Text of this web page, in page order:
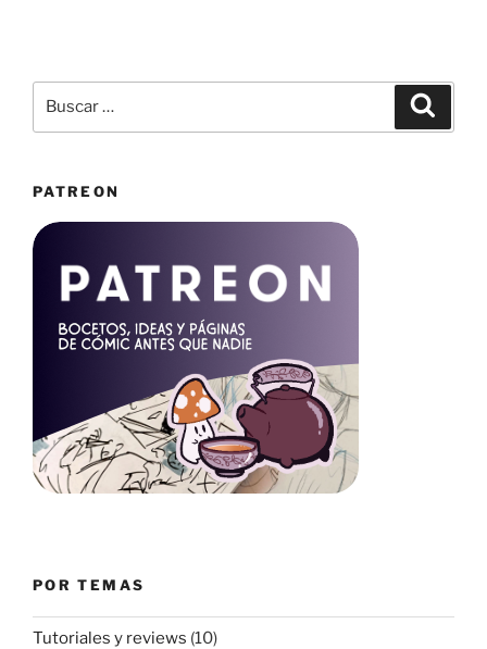
por:
PATREON
POR TEMAS
Tutoriales y reviews (10)